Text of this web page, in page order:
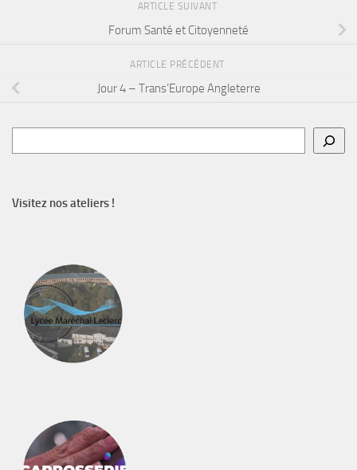
ARTICLE SUIVANT
Forum Santé et Citoyenneté
ARTICLE PRÉCÉDENT
Jour 4 – Trans’Europe Angleterre
Visitez nos ateliers !